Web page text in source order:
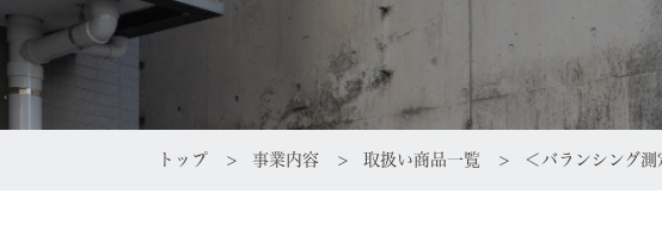
トップ 事業内容 取扱い商品一覧 ＜バランシング測